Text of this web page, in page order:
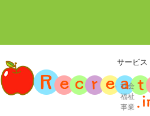
サービス
社会
福祉
事業